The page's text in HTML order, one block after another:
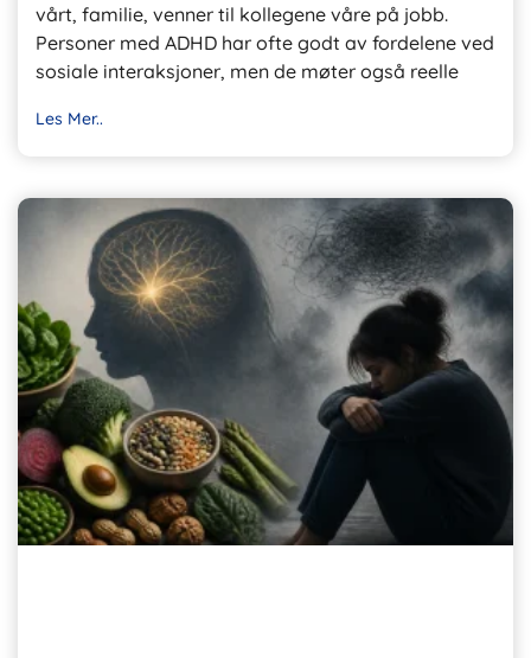
vårt, familie, venner til kollegene våre på jobb.
Personer med ADHD har ofte godt av fordelene ved
sosiale interaksjoner, men de møter også reelle
Les Mer..